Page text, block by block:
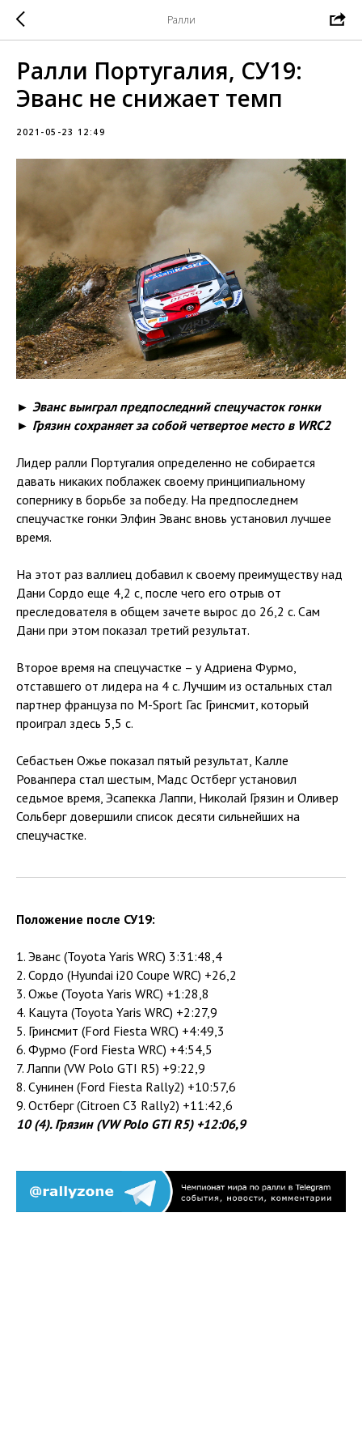
Ралли
Ралли Португалия, СУ19:
Эванс не снижает темп
2021-05-23 12:49
► Эванс выиграл предпоследний спецучасток гонки
► Грязин сохраняет за собой четвертое место в WRC2
Лидер ралли Португалия определенно не собирается
давать никаких поблажек своему принципиальному
сопернику в борьбе за победу. На предпоследнем
спецучастке гонки Элфин Эванс вновь установил лучшее
время.
На этот раз валлиец добавил к своему преимуществу над
Дани Сордо еще 4,2 с, после чего его отрыв от
преследователя в общем зачете вырос до 26,2 с. Сам
Дани при этом показал третий результат.
Второе время на спецучастке – у Адриена Фурмо,
отставшего от лидера на 4 с. Лучшим из остальных стал
партнер француза по M-Sport Гас Гринсмит, который
проиграл здесь 5,5 с.
Себастьен Ожье показал пятый результат, Калле
Рованпера стал шестым, Мадс Остберг установил
седьмое время, Эсапекка Лаппи, Николай Грязин и Оливер
Сольберг довершили список десяти сильнейших на
спецучастке.
Положение после СУ19:
1. Эванс (Toyota Yaris WRC) 3:31:48,4
2. Сордо (Hyundai i20 Coupe WRC) +26,2
3. Ожье (Toyota Yaris WRC) +1:28,8
4. Кацута (Toyota Yaris WRC) +2:27,9
5. Гринсмит (Ford Fiesta WRC) +4:49,3
6. Фурмо (Ford Fiesta WRC) +4:54,5
7. Лаппи (VW Polo GTI R5) +9:22,9
8. Сунинен (Ford Fiesta Rally2) +10:57,6
9. Остберг (Citroen C3 Rally2) +11:42,6
10 (4). Грязин (VW Polo GTI R5) +12:06,9